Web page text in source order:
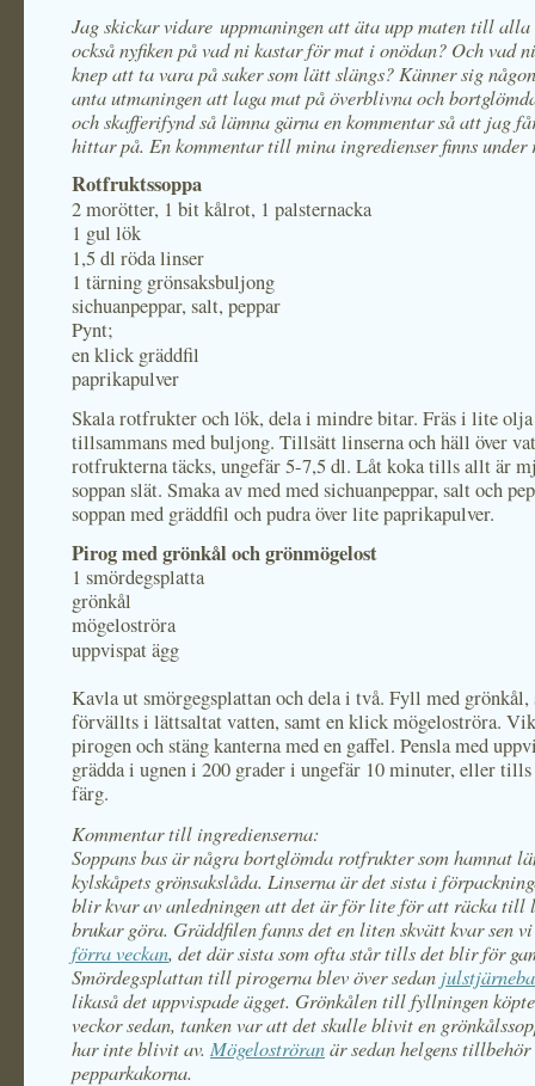
Jag skickar vidare uppmaningen att äta upp maten till
också nyfiken på vad ni kastar för mat i onödan? Och vad
knep att ta vara på saker som lätt slängs? Känner sig
anta utmaningen att laga mat på överblivna och
och skafferifynd så lämna gärna en kommentar så att jag
hittar på. En kommentar till mina ingredienser finns under
Rotfruktssoppa
2 morötter, 1 bit kålrot, 1 palsternacka
1 gul lök
1,5 dl röda linser
1 tärning grönsaksbuljong
sichuanpeppar, salt, peppar
Pynt;
en klick gräddfil
paprikapulver
Skala rotfrukter och lök, dela i mindre bitar. Fräs i lite
tillsammans med buljong. Tillsätt linserna och häll över
rotfrukterna täcks, ungefär 5-7,5 dl. Låt koka tills allt är
soppan slät. Smaka av med med sichuanpeppar, salt och
soppan med gräddfil och pudra över lite paprikapulver.
Pirog med grönkål och grönmögelost
1 smördegsplatta
grönkål
mögeloströra
uppvispat ägg
Kavla ut smörgegsplattan och dela i två. Fyll med grönkål,
förvällts i lättsaltat vatten, samt en klick mögeloströra.
pirogen och stäng kanterna med en gaffel. Pensla med
grädda i ugnen i 200 grader i ungefär 10 minuter, eller
färg.
Kommentar till ingredienserna:
Soppans bas är några bortglömda rotfrukter som hamnat
kylskåpets grönsakslåda. Linserna är det sista i
blir kvar av anledningen att det är för lite för att räcka till
brukar göra. Gräddfilen fanns det en liten skvätt kvar sen
förra veckan, det där sista som ofta står tills det blir för
Smördegsplattan till pirogerna blev över sedan
likaså det uppvispade ägget. Grönkålen till fyllningen
veckor sedan, tanken var att det skulle blivit en
har inte blivit av. Mögeloströranär sedan helgens
pepparkakorna.